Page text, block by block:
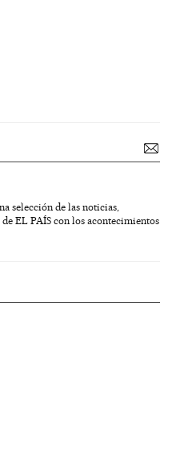
selección de las noticias,
EL PAÍS con los acontecimientos